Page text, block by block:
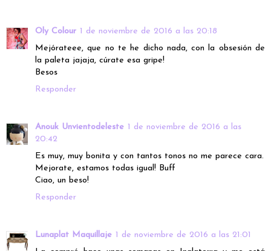
Oly Colour 1 de noviembre de 2016 a las 20:18
Mejórateee, que no te he dicho nada, con la obsesión de
la paleta jajaja, cúrate esa gripe!
Besos
Responder
Anouk Unvientodeleste 1 de noviembre de 2016 a las
20:42
Es muy, muy bonita y con tantos tonos no me parece cara.
Mejorate, estamos todas igual! Buff
Ciao, un beso!
Responder
Lunaplat Maquillaje 1 de noviembre de 2016 a las 21:01